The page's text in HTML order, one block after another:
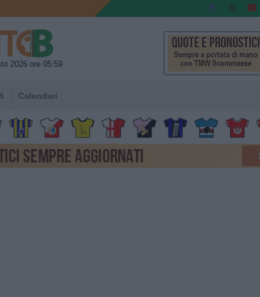
2026 ore 05:59
Calendari